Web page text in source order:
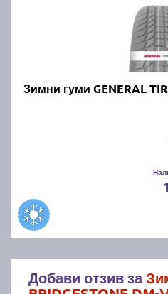
Зимни гуми GENERAL
Добави отзив за